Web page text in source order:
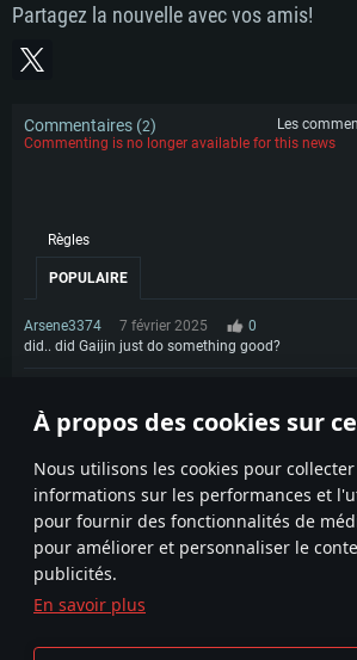
À propos des cookies sur
Nous utilisons les cookies pour
informations sur les performances et
pour fournir des fonctionnalités de
pour améliorer et personnaliser le
publicités.
En savoir plus
Partagez la nouvelle avec vos amis!
Commentaires (2)
Les
Commenting is no longer available for this news
Règles
POPULAIRE
Arsene3374 7 février 2025
0
did.. did Gaijin just do something good?
la fayette please!
Termes et conditions